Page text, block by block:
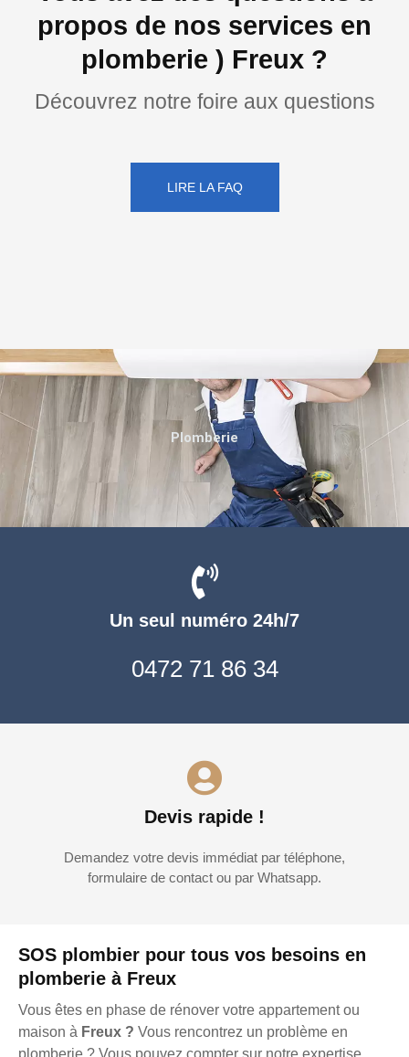
propos de nos services en
plomberie ) Freux ?
Découvrez notre foire aux questions
LIRE LA FAQ
SOS plombier pour tous vos besoins en
plomberie à Freux
Vous êtes en phase de rénover votre appartement ou
maison à Freux ? Vous rencontrez un problème en
Un seul numéro 24h/7
0472 71 86 34
Devis rapide !
Demandez votre devis immédiat par téléphone,
formulaire de contact ou par Whatsapp.
Plomberie